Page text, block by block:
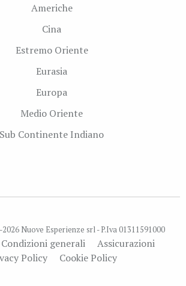
Americhe
Cina
Estremo Oriente
Eurasia
Europa
Medio Oriente
Sub Continente Indiano
Nuove Esperienze srl - P.Iva 01311591000
Condizioni generali
Assicurazioni
Policy
Cookie Policy